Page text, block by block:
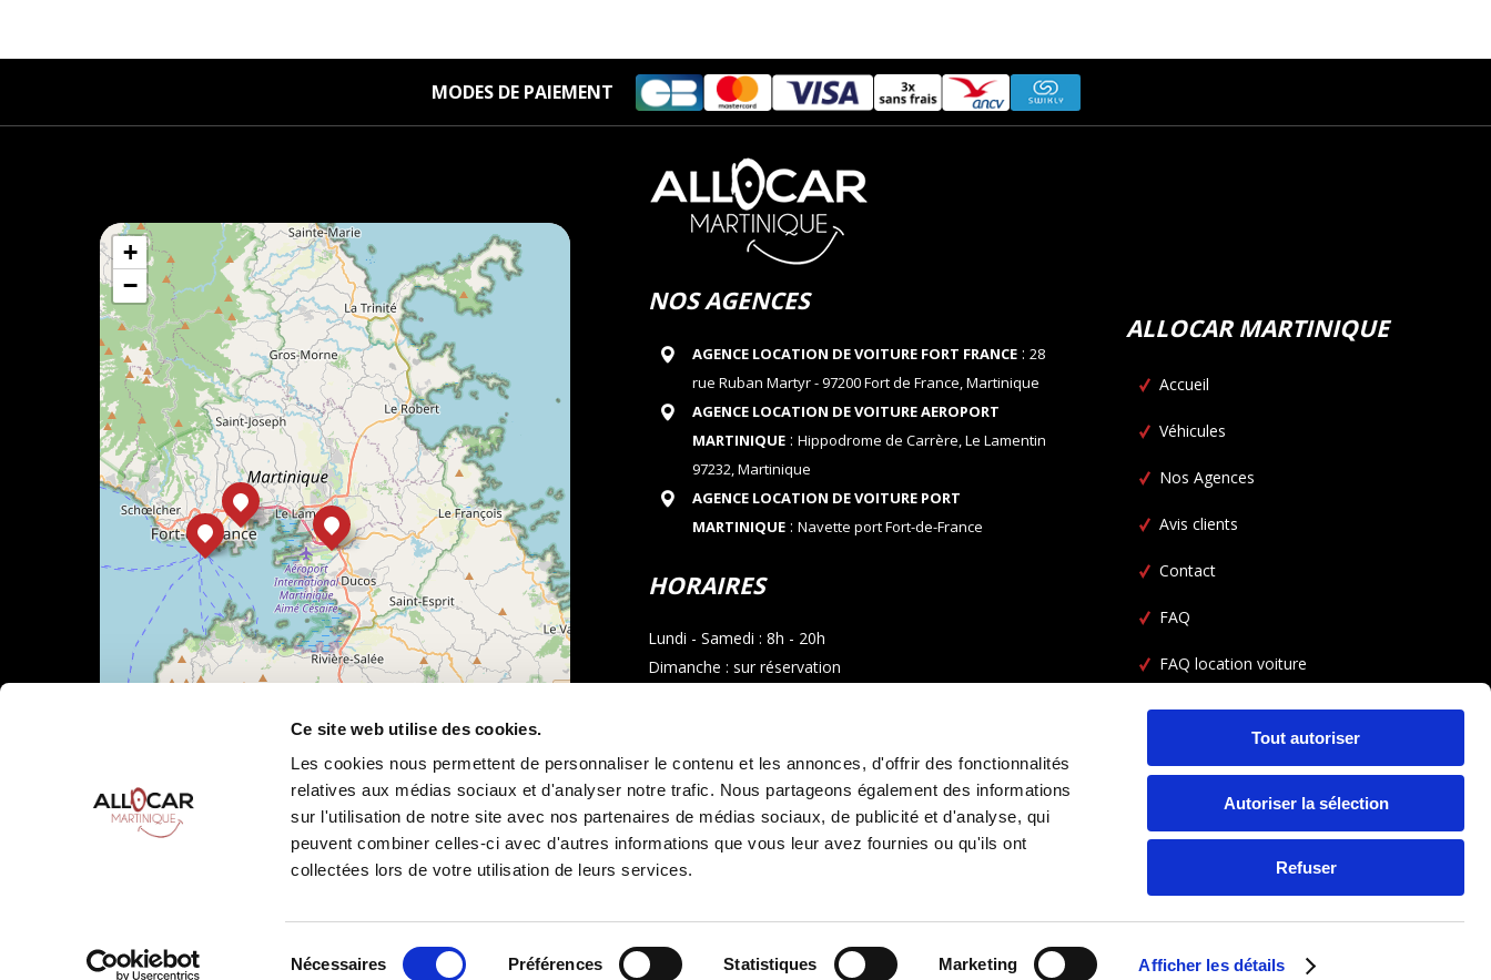
Ce site web utilise des cookies.
Les cookies nous permettent de personnaliser le contenu et les annonces, d'offrir des fonctionnalités
relatives aux médias sociaux et d'analyser notre trafic. Nous partageons également des informations
sur l'utilisation de notre site avec nos partenaires de médias sociaux, de publicité et d'analyse, qui
peuvent combiner celles-ci avec d'autres informations que vous leur avez fournies ou qu'ils ont
collectées lors de votre utilisation de leurs services.
Nécessaires Préférences Statistiques Marketing Afficher les détails
Tout autoriser
Autoriser la sélection
Refuser
MODES DE PAIEMENT
+
−
Leaflet |©OpenStreetMapcontributors
NOS AGENCES
AGENCE LOCATION DE VOITURE FORT FRANCE: 28
rue Ruban Martyr - 97200 Fort de France, Martinique
AGENCE LOCATION DE VOITURE AEROPORT
MARTINIQUE: Hippodrome de Carrère, Le Lamentin
97232, Martinique
AGENCE LOCATION DE VOITURE PORT
MARTINIQUE: Navette port Fort-de-France
HORAIRES
Lundi - Samedi : 8h - 20h
Dimanche : sur réservation
Email : allocarmartinique@gmail.com
ALLOCAR MARTINIQUE
Accueil
Véhicules
Nos Agences
Avis clients
Contact
FAQ
FAQ location voiture
CGV
Allocar Martinique © Tous droits réservés Conditions générales de location Mentions légalesetPolitique de cookies SUIVEZ NOUS